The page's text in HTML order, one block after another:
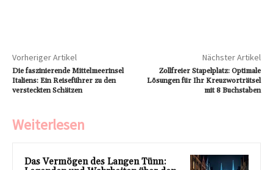
Vorheriger Artikel
Die faszinierende Mittelmeerinsel
Italiens: Ein Reiseführer zu den
versteckten Schätzen
Nächster Artikel
Zollfreier Stapelplatz: Optimale
Lösungen für Ihr Kreuzworträtsel
mit 8 Buchstaben
Weiterlesen
Das Vermögen des Langen Tünn: